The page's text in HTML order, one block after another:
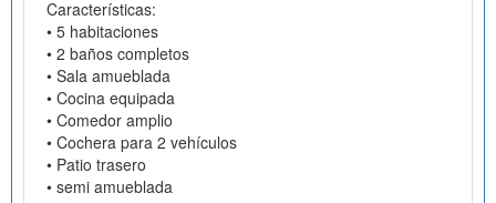
Características:
• 5 habitaciones
• 2 baños completos
• Sala amueblada
• Cocina equipada
• Comedor amplio
• Cochera para 2 vehículos
• Patio trasero
• semi amueblada